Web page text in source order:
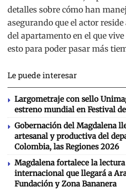
detalles sobre cómo han
asegurando que el actor
del apartamento en el que
esto para poder pasar más
Le puede interesar
Largometraje con sello
estreno mundial en Festival
Gobernación del Magdalena
artesanal y productiva del
Colombia, las Regiones 2026
Magdalena fortalece la
internacional que llegará a
Fundación y Zona Bananera